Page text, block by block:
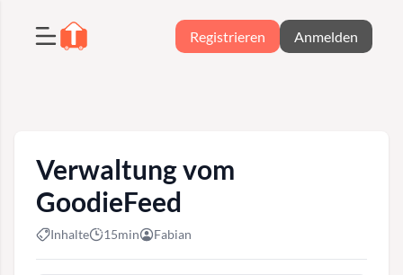
Registrieren Anmelden
Verwaltung vom
GoodieFeed
Inhalte 15min Fabian